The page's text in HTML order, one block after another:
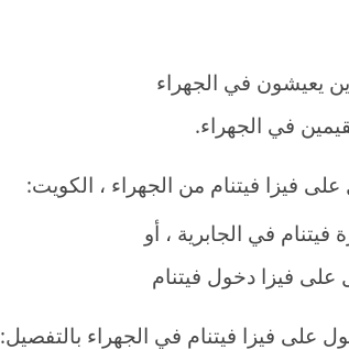
يعيشون في الجهراء
في الجهراء.
فيزا فيتنام من الجهراء ، الكويت:
في الجابرية ، أو
على فيزا دخول فيتنام
على فيزا فيتنام في الجهراء بالتفصيل: